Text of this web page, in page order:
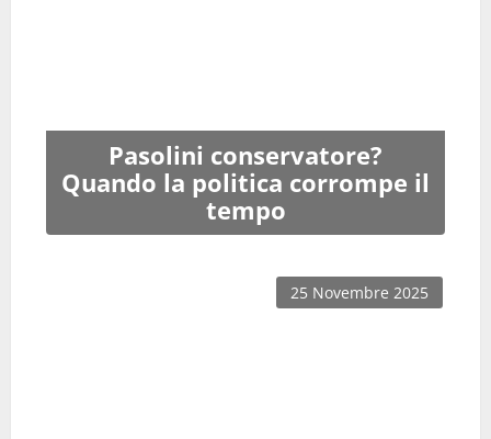
Pasolini conservatore?
Quando la politica corrompe il
tempo
25 Novembre 2025